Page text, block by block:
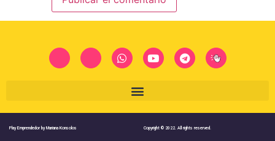
Play Emprendedor by Mariana Konsolos Copyright © 2022. All rights reserved.